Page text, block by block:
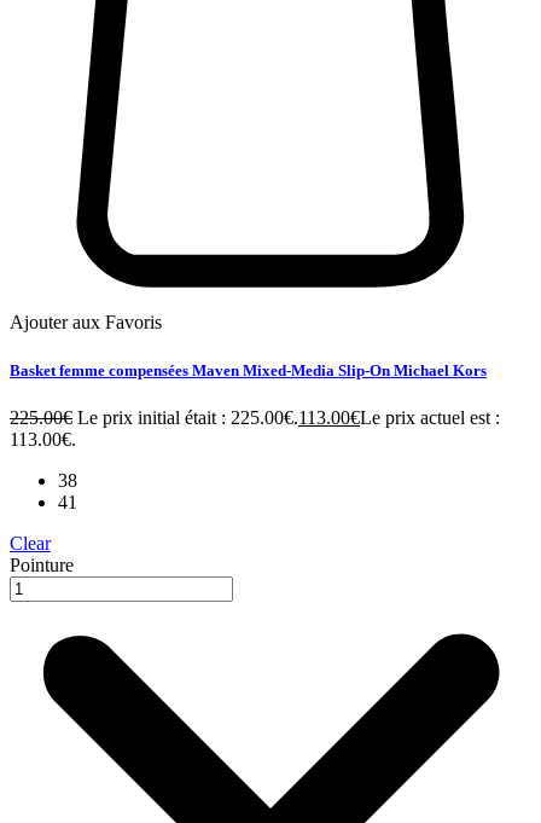
Ajouter aux Favoris
Basket femme compensées Maven Mixed-Media Slip-On Michael Kors
225.00€ Le prix initial était : 225.00€.113.00€Le prix actuel est :
113.00€.
38
41
Clear
Pointure